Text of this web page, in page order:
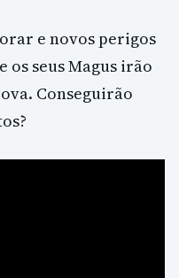
e novos perigos
seus Magus irão
Conseguirão